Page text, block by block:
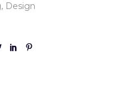
Design